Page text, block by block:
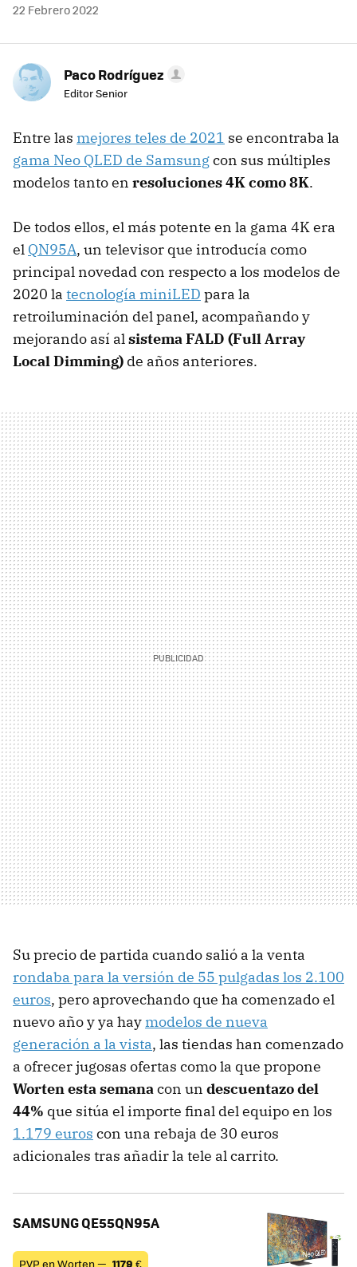
22 Febrero 2022
Paco Rodríguez
Editor Senior
Entre las mejores teles de 2021 se encontraba la
gama Neo QLED de Samsungcon sus múltiples
modelos tanto en resoluciones 4K como 8K.
De todos ellos, el más potente en la gama 4K era
el QN95A, un televisor que introducía como
principal novedad con respecto a los modelos de
2020 la tecnología miniLED para la
retroiluminación del panel, acompañando y
mejorando así alsistema FALD (Full Array
Local Dimming) de años anteriores.
Su precio de partida cuando salió a la venta
rondaba para la versión de 55 pulgadas los 2.100
euros, pero aprovechando que ha comenzado el
nuevo año y ya hay modelos de nueva
generación a la vista, las tiendas han comenzado
a ofrecer jugosas ofertas como la que propone
Worten esta semanacon un descuentazo del
44% que sitúa el importe final del equipo en los
1.179 euros con una rebaja de 30 euros
adicionales tras añadir la tele al carrito.
SAMSUNG QE55QN95A
PVP en Worten — 1179 €